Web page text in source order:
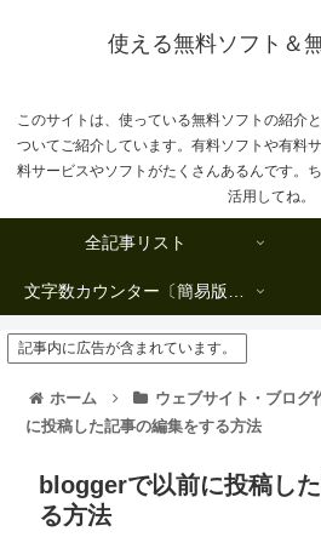
使える無料ソフト＆
このサイトは、使っている無料ソフトの紹介
ついてご紹介しています。有料ソフトや有料
料サービスやソフトがたくさんあるんです。
活用してね。
全記事リスト
文字数カウンター〔簡易版複数行タイプ〕
記事内に広告が含まれています。
ホーム ウェブサイト・ブログ
に投稿した記事の編集をする方法
bloggerで以前に投稿し
る方法